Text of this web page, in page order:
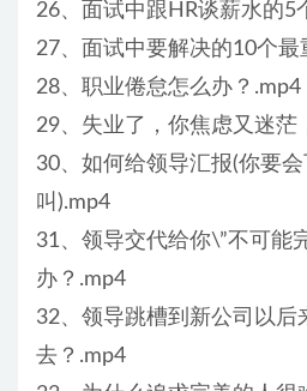
26、面试中跟HR谈薪水的5
27、面试中要解决的10个最
28、职业倦怠怎么办？.mp4
29、失业了，你焦虑又迷茫
30、如何给领导汇报(你要
叫).mp4
31、领导交代给你\”不可能
办？.mp4
32、领导跳槽到新公司以后
去？.mp4